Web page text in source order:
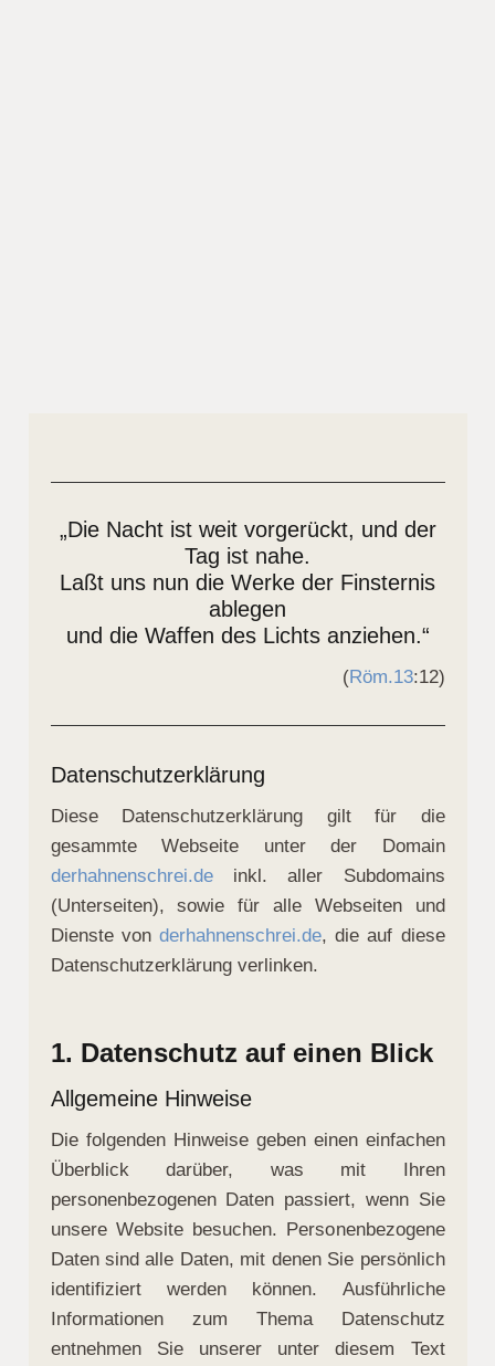
„Die Nacht ist weit vorgerückt, und der
Tag ist nahe.
Laßt uns nun die Werke der Finsternis
ablegen
und die Waffen des Lichts anziehen.“
(Röm.13:12)
Datenschutzerklärung
Diese Datenschutzerklärung gilt für die
gesammte Webseite unter der Domain
derhahnenschrei.deinkl. aller Subdomains
(Unterseiten), sowie für alle Webseiten und
Dienste von derhahnenschrei.de, die auf diese
Datenschutzerklärung verlinken.
1. Datenschutz auf einen Blick
Allgemeine Hinweise
Die folgenden Hinweise geben einen einfachen
Überblick darüber, was mit Ihren
personenbezogenen Daten passiert, wenn Sie
unsere Website besuchen. Personenbezogene
Daten sind alle Daten, mit denen Sie persönlich
identifiziert werden können. Ausführliche
Informationen zum Thema Datenschutz
entnehmen Sie unserer unter diesem Text